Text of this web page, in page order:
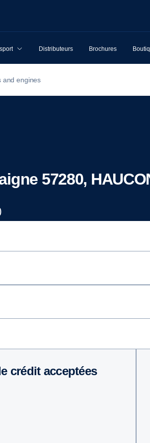
Distributeurs Brochures
and engines
57280,
crédit acceptées